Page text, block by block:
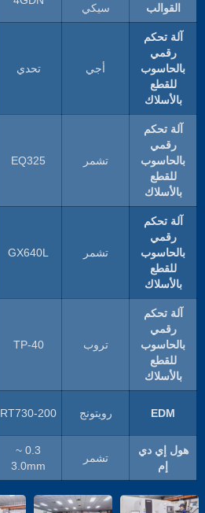
القوالب سيكي
آلة تحكم
رقمي
بالحاسوب
للقطع
بالأسلاك
أجي تحدي
آلة تحكم
رقمي
بالحاسوب
للقطع
بالأسلاك
تشمر EQ325
آلة تحكم
رقمي
بالحاسوب
للقطع
بالأسلاك
تشمر GX640L
آلة تحكم
رقمي
بالحاسوب
للقطع
بالأسلاك
تروب TP-40
EDM رويتونج RT730-200
هول إي دي
إم
تشمر
0.3 ~
3.0mm